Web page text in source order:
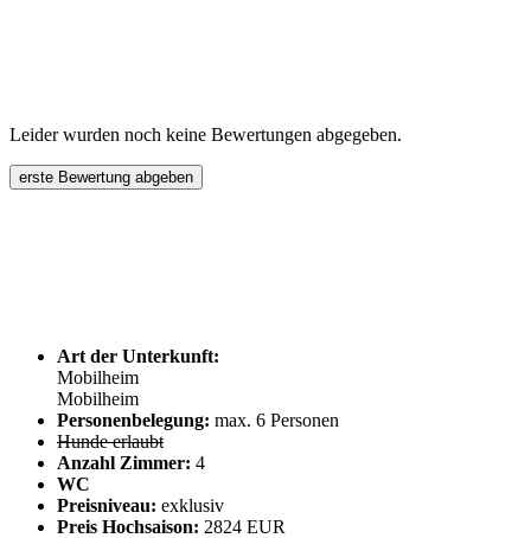
Leider wurden noch keine Bewertungen abgegeben.
erste Bewertung abgeben
Art der Unterkunft:
Mobilheim
Mobilheim
Personenbelegung: max. 6 Personen
Hunde erlaubt
Anzahl Zimmer: 4
WC
Preisniveau: exklusiv
Preis Hochsaison: 2824 EUR